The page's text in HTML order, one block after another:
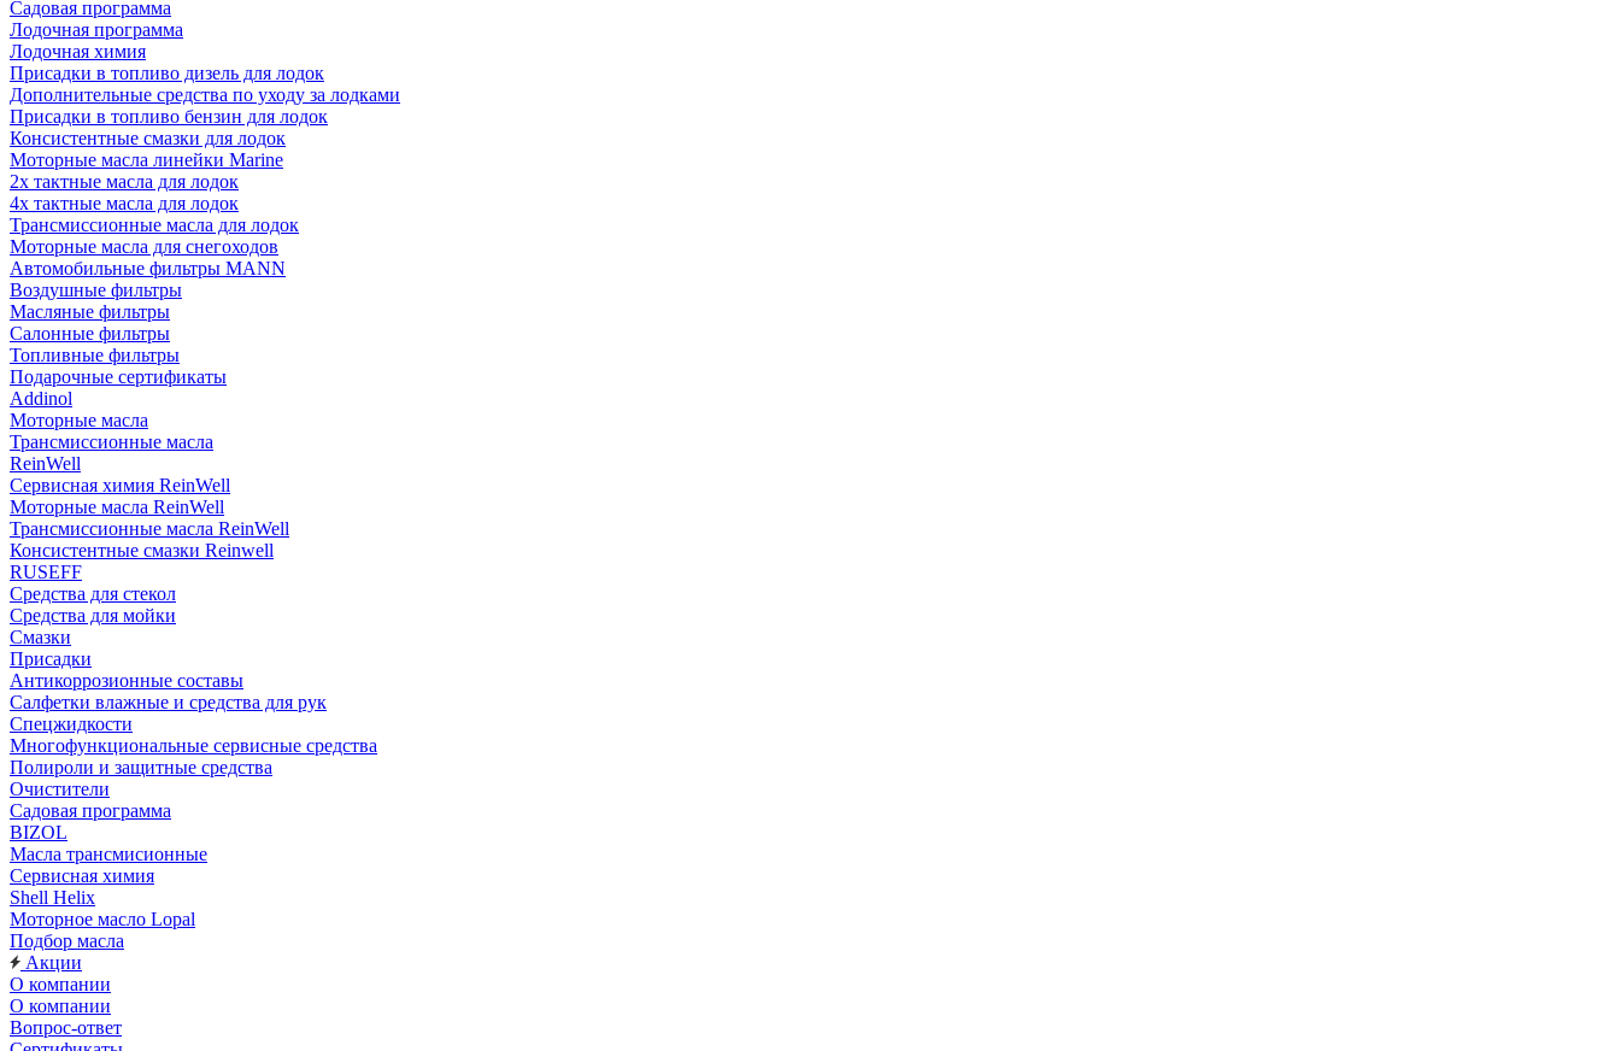
Садовая программа
Лодочная программа
Лодочная химия
Присадки в топливо дизель для лодок
Дополнительные средства по уходу за лодками
Присадки в топливо бензин для лодок
Консистентные смазки для лодок
Моторные масла линейки Marine
2х тактные масла для лодок
4х тактные масла для лодок
Трансмиссионные масла для лодок
Моторные масла для снегоходов
Автомобильные фильтры MANN
Воздушные фильтры
Масляные фильтры
Салонные фильтры
Топливные фильтры
Подарочные сертификаты
Addinol
Моторные масла
Трансмиссионные масла
ReinWell
Сервисная химия ReinWell
Моторные масла ReinWell
Трансмиссионные масла ReinWell
Консистентные смазки Reinwell
RUSEFF
Средства для стекол
Средства для мойки
Смазки
Присадки
Антикоррозионные составы
Салфетки влажные и средства для рук
Спецжидкости
Многофункциональные сервисные средства
Полироли и защитные средства
Очистители
Садовая программа
BIZOL
Масла трансмисионные
Сервисная химия
Shell Helix
Моторное масло Lopal
Подбор масла
Акции
О компании
О компании
Вопрос-ответ